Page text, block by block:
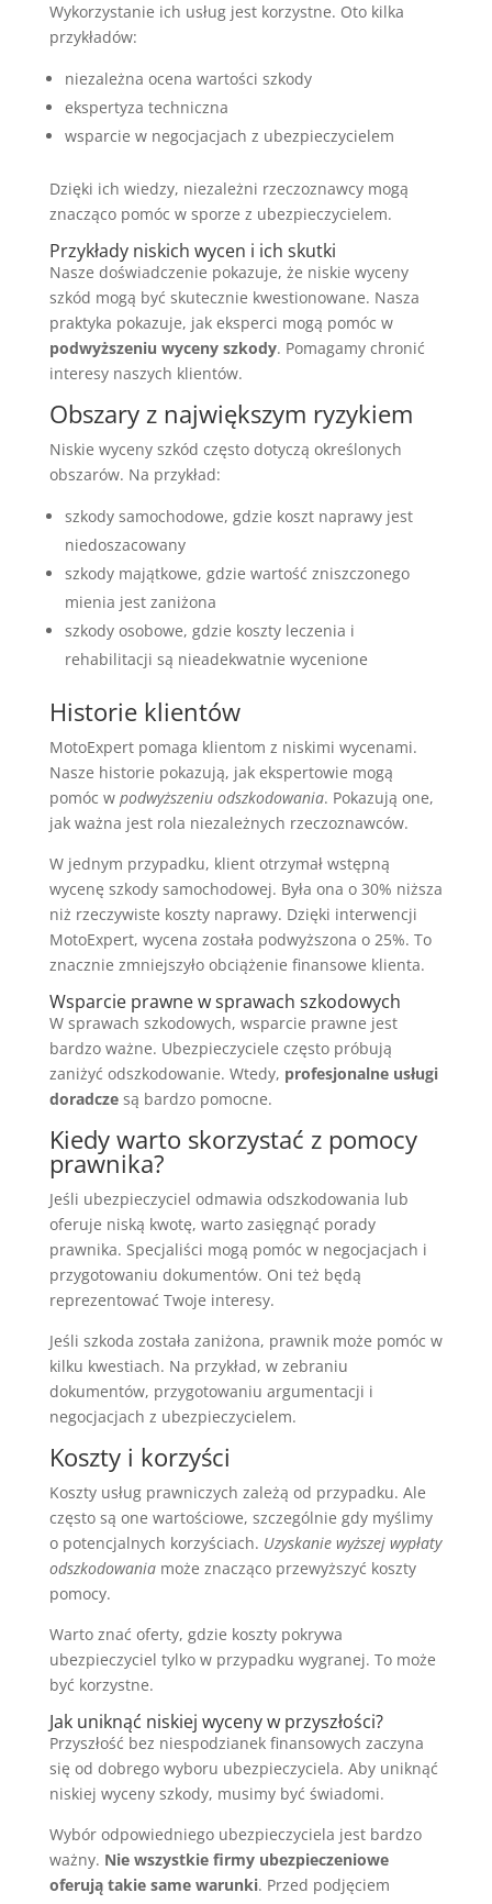
Wykorzystanie ich usług jest korzystne. Oto kilka
przykładów:
niezależna ocena wartości szkody
ekspertyza techniczna
wsparcie w negocjacjach z ubezpieczycielem
Dzięki ich wiedzy, niezależni rzeczoznawcy mogą
znacząco pomóc w sporze z ubezpieczycielem.
Przykłady niskich wycen i ich skutki
Nasze doświadczenie pokazuje, że niskie wyceny
szkód mogą być skutecznie kwestionowane. Nasza
praktyka pokazuje, jak eksperci mogą pomóc w
podwyższeniu wyceny szkody. Pomagamy chronić
interesy naszych klientów.
Obszary z największym ryzykiem
Niskie wyceny szkód często dotyczą określonych
obszarów. Na przykład:
szkody samochodowe, gdzie koszt naprawy jest
niedoszacowany
szkody majątkowe, gdzie wartość zniszczonego
mienia jest zaniżona
szkody osobowe, gdzie koszty leczenia i
rehabilitacji są nieadekwatnie wycenione
Historie klientów
MotoExpert pomaga klientom z niskimi wycenami.
Nasze historie pokazują, jak ekspertowie mogą
pomóc w podwyższeniu odszkodowania. Pokazują one,
jak ważna jest rola niezależnych rzeczoznawców.
W jednym przypadku, klient otrzymał wstępną
wycenę szkody samochodowej. Była ona o 30% niższa
niż rzeczywiste koszty naprawy. Dzięki interwencji
MotoExpert, wycena została podwyższona o 25%. To
znacznie zmniejszyło obciążenie finansowe klienta.
Wsparcie prawne w sprawach szkodowych
W sprawach szkodowych, wsparcie prawne jest
bardzo ważne. Ubezpieczyciele często próbują
zaniżyć odszkodowanie. Wtedy, profesjonalne usługi
doradczesą bardzo pomocne.
Kiedy warto skorzystać z pomocy
prawnika?
Jeśli ubezpieczyciel odmawia odszkodowania lub
oferuje niską kwotę, warto zasięgnąć porady
prawnika. Specjaliści mogą pomóc w negocjacjach i
przygotowaniu dokumentów. Oni też będą
reprezentować Twoje interesy.
Jeśli szkoda została zaniżona, prawnik może pomóc w
kilku kwestiach. Na przykład, w zebraniu
dokumentów, przygotowaniu argumentacji i
negocjacjach z ubezpieczycielem.
Koszty i korzyści
Koszty usług prawniczych zależą od przypadku. Ale
często są one wartościowe, szczególnie gdy myślimy
o potencjalnych korzyściach. Uzyskanie wyższej wypłaty
odszkodowaniamoże znacząco przewyższyć koszty
pomocy.
Warto znać oferty, gdzie koszty pokrywa
ubezpieczyciel tylko w przypadku wygranej. To może
być korzystne.
Jak uniknąć niskiej wyceny w przyszłości?
Przyszłość bez niespodzianek finansowych zaczyna
się od dobrego wyboru ubezpieczyciela. Aby uniknąć
niskiej wyceny szkody, musimy być świadomi.
Wybór odpowiedniego ubezpieczyciela jest bardzo
ważny. Nie wszystkie firmy ubezpieczeniowe
oferują takie same warunki. Przed podjęciem